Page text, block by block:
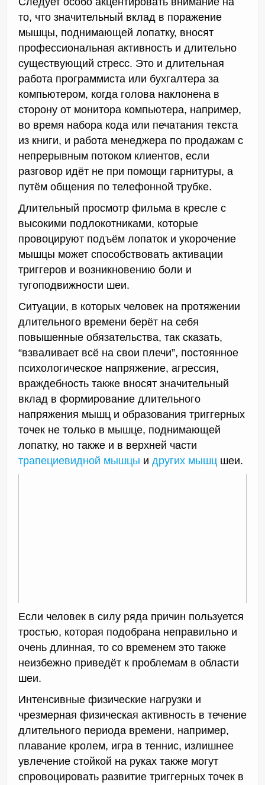
то, что значительный вклад в поражение
мышцы, поднимающей лопатку, вносят
профессиональная активность и длительно
существующий стресс. Это и длительная
работа программиста или бухгалтера за
компьютером, когда голова наклонена в
сторону от монитора компьютера, например,
во время набора кода или печатания текста
из книги, и работа менеджера по продажам с
непрерывным потоком клиентов, если
разговор идёт не при помощи гарнитуры, а
путём общения по телефонной трубке.
Длительный просмотр фильма в кресле с
высокими подлокотниками, которые
провоцируют подъём лопаток и укорочение
мышцы может способствовать активации
триггеров и возникновению боли и
тугоподвижности шеи.
Ситуации, в которых человек на протяжении
длительного времени берёт на себя
повышенные обязательства, так сказать,
“взваливает всё на свои плечи”, постоянное
психологическое напряжение, агрессия,
враждебность также вносят значительный
вклад в формирование длительного
напряжения мышц и образования триггерных
точек не только в мышце, поднимающей
лопатку, но также и в верхней части
трапециевидной мышцы и других мышц шеи.
Если человек в силу ряда причин пользуется
тростью, которая подобрана неправильно и
очень длинная, то со временем это также
неизбежно приведёт к проблемам в области
шеи.
Интенсивные физические нагрузки и
чрезмерная физическая активность в течение
длительного периода времени, например,
плавание кролем, игра в теннис, излишнее
увлечение стойкой на руках также могут
спровоцировать развитие триггерных точек в